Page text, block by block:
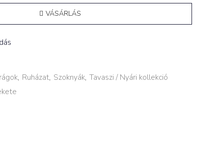
VÁSÁRLÁS
, Ruházat, Szoknyák, Tavaszi / Nyári kollekció